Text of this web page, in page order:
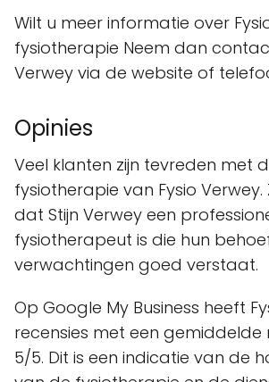
Wilt u meer informatie over
fysiotherapie Neem dan
Verwey via de website of
Opinies
Veel klanten zijn tevreden met
fysiotherapie van Fysio Verwey.
dat Stijn Verwey een
fysiotherapeut is die hun
verwachtingen goed verstaat.
Op Google My Business heeft
recensies met een gemiddelde
5/5. Dit is een indicatie van de